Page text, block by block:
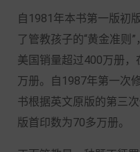
自1981年本书第一版初
了管教孩子的“黄金准则
美国销量超过400万册
万册。自1987年第一次
书根据英文原版的第三
版首印数为70多万册。